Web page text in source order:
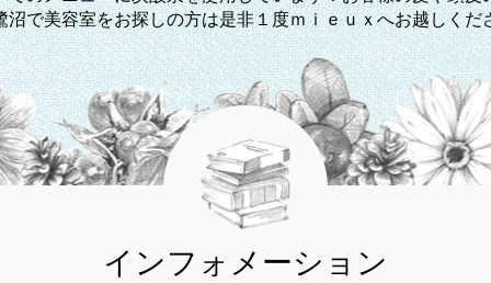
沼で美容室をお探しの方は是非１度ｍｉｅｕｘへお越しくだ
インフォメーション